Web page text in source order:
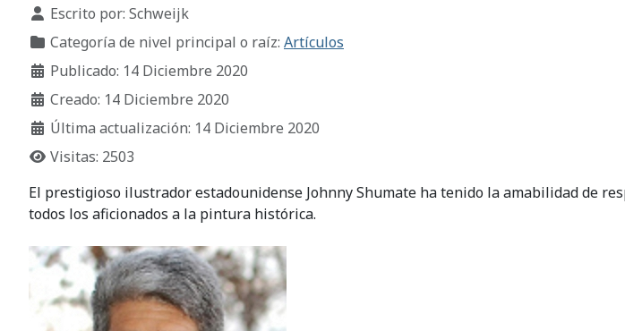
Escrito por: Schweijk
Categoría de nivel principal o raíz: Artículos
Publicado: 14 Diciembre 2020
Creado: 14 Diciembre 2020
Última actualización: 14 Diciembre 2020
Visitas: 2503
El prestigioso ilustrador estadounidense Johnny Shumate ha tenido la amabilidad de
todos los aficionados a la pintura histórica.